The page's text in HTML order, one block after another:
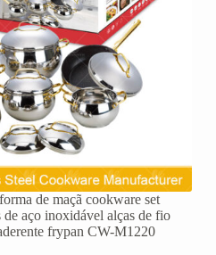
de maçã cookware set
de aço inoxidável alças de fio
frypan CW-M1220